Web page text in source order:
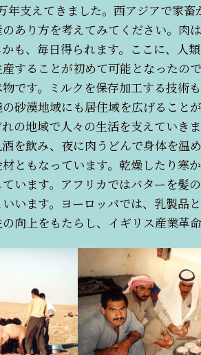
年支えてきました。西アジアで家
あり方を考えてみてください。
も、毎日得られます。ここに、人
することが初めて可能となったので
です。ミルクを保存加工する技術
砂漠地域にも居住域を広げること
の地域で人々の生活を支えていき
を飲み、夜に肉うどんで身体を
ともなっています。乾燥したり
います。アフリカではバターを髪
います。ヨーロッパでは、乳製品
向上をもたらし、イギリス産業革